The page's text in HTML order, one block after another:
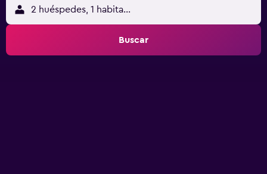
2 huéspedes, 1 habitación
Buscar